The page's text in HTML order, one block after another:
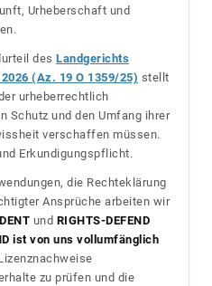
Urheberschaft und
des Landgerichts
(Az. 19 O 1359/25) stellt
urheberrechtlich
Schutz und den Umfang ihrer
verschaffen müssen.
Erkundigungspflicht.
die Rechteklärung
Ansprüche arbeiten wir
und RIGHTS-DEFEND
ist von uns vollumfänglich
zu prüfen und die